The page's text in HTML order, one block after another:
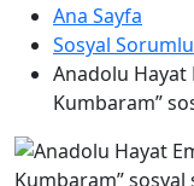
Ana Sayfa
Sosyal
Anadolu Hayat
Kumbaram”